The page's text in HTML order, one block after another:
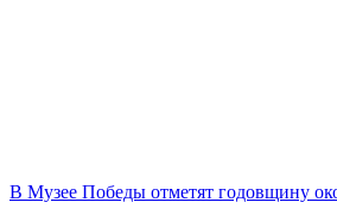
В Музее Победы отметят годовщину